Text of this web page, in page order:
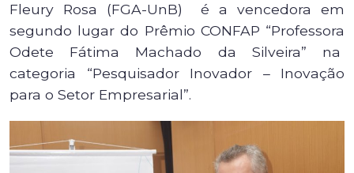
Fleury Rosa (FGA-UnB) é a vencedora em
segundo lugar do Prêmio CONFAP “Professora
Odete Fátima Machado da Silveira” na
categoria “Pesquisador Inovador – Inovação
para o Setor Empresarial”.